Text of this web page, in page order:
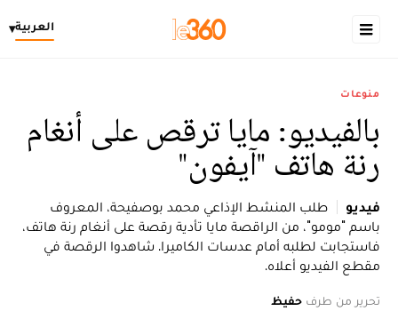
العربية▾
منوعات
بالفيديو: مايا ترقص على أنغام
رنة هاتف "آيفون"
فيديو
طلب المنشط الإذاعي محمد بوصفيحة، المعروف
باسم "مومو"، من الراقصة مايا تأدية رقصة على أنغام رنة هاتف،
فاستجابت لطلبه أمام عدسات الكاميرا. شاهدوا الرقصة في
مقطع الفيديو أعلاه.
تحرير من طرف حفيظ